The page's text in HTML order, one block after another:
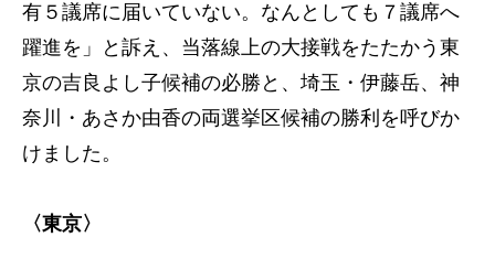
有５議席に届いていない。なんとしても７議席へ
躍進を」と訴え、当落線上の大接戦をたたかう東
京の吉良よし子候補の必勝と、埼玉・伊藤岳、神
奈川・あさか由香の両選挙区候補の勝利を呼びか
けました。
〈東京〉